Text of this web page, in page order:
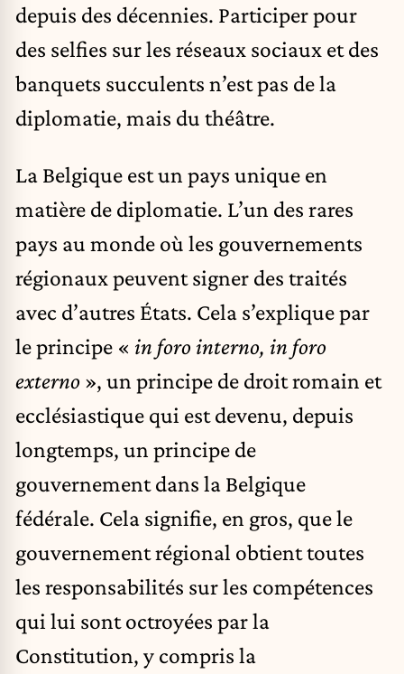
depuis des décennies. Participer pour
des selfies sur les réseaux sociaux et des
banquets succulents n’est pas de la
diplomatie, mais du théâtre.
La Belgique est un pays unique en
matière de diplomatie. L’un des rares
pays au monde où les gouvernements
régionaux peuvent signer des traités
avec d’autres États. Cela s’explique par
le principe « in foro interno, in foro
externo », un principe de droit romain et
ecclésiastique qui est devenu, depuis
longtemps, un principe de
gouvernement dans la Belgique
fédérale. Cela signifie, en gros, que le
gouvernement régional obtient toutes
les responsabilités sur les compétences
qui lui sont octroyées par la
Constitution, y compris la